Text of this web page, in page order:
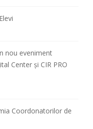
nou eveniment
Center și CIR PRO
Coordonatorilor de